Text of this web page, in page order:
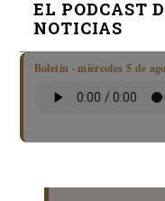
EL PODCAST
NOTICIAS
Boletín · miércoles 5 de